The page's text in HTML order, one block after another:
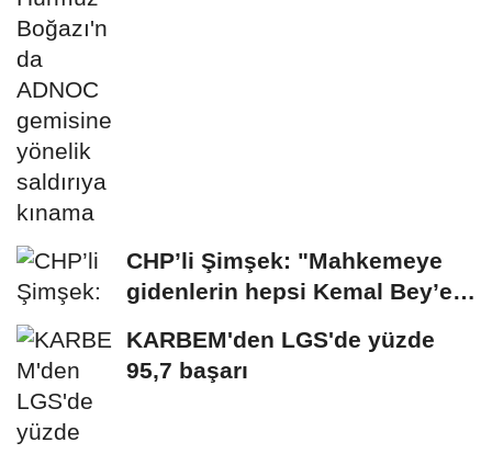
CHP’li Şimşek: "Mahkemeye
gidenlerin hepsi Kemal Bey’e
KARBEM'den LGS'de yüzde
95,7 başarı